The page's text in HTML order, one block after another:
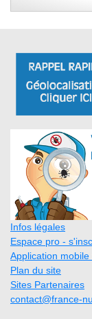
Infos légales
Espace pro -
Application
Plan du site
Sites Partenaires
contact@france-